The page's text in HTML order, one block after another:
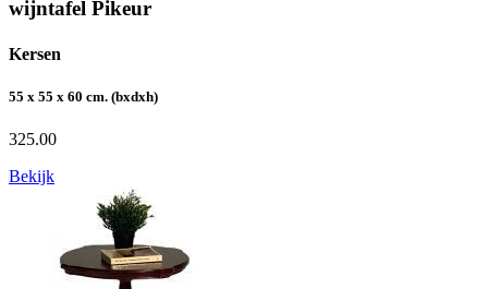
wijntafel Pikeur
Kersen
55 x 55 x 60 cm. (bxdxh)
325.00
Bekijk